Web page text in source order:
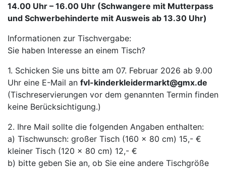
14.00 Uhr – 16.00 Uhr (Schwangere mit Mutterpass
und Schwerbehinderte mit Ausweis ab 13.30 Uhr)
Informationen zur Tischvergabe:
Sie haben Interesse an einem Tisch?
1. Schicken Sie uns bitte am 07. Februar 2026 ab 9.00
Uhr eine E-Mail an fvl-kinderkleidermarkt@gmx.de
(Tischreservierungen vor dem genannten Termin finden
keine Berücksichtigung.)
2. Ihre Mail sollte die folgenden Angaben enthalten:
a) Tischwunsch: großer Tisch (160 x 80 cm) 15,- €
kleiner Tisch (120 x 80 cm) 12,- €
b) bitte geben Sie an, ob Sie eine andere Tischgröße